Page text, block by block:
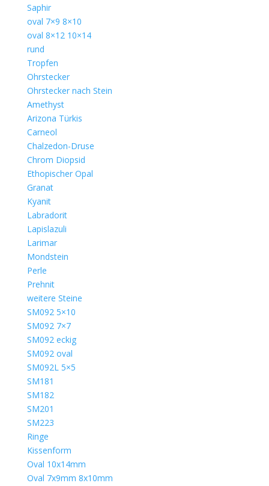
Saphir
oval 7×9 8×10
oval 8×12 10×14
rund
Tropfen
Ohrstecker
Ohrstecker nach Stein
Amethyst
Arizona Türkis
Carneol
Chalzedon-Druse
Chrom Diopsid
Ethopischer Opal
Granat
Kyanit
Labradorit
Lapislazuli
Larimar
Mondstein
Perle
Prehnit
weitere Steine
SM092 5×10
SM092 7×7
SM092 eckig
SM092 oval
SM092L 5×5
SM181
SM182
SM201
SM223
Ringe
Kissenform
Oval 10x14mm
Oval 7x9mm 8x10mm